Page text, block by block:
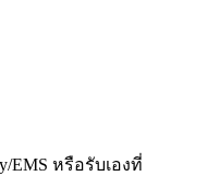
EMS หรือรับเองที่